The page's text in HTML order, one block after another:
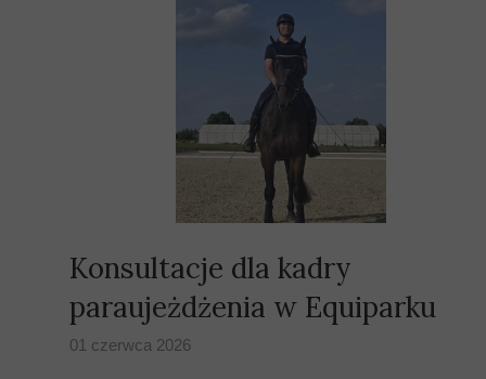
Konsultacje dla kadry
paraujeżdżenia w Equiparku
01 czerwca 2026